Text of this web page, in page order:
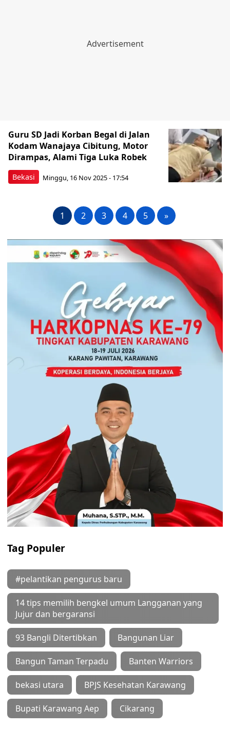
Bekasi
Guru SD Jadi Korban Begal di Jalan
Kodam Wanajaya Cibitung, Motor
Dirampas, Alami Tiga Luka Robek
Minggu, 16 Nov 2025 - 17:54
1 2 3 4 5 »
Tag Populer
#pelantikan pengurus baru
14 tips memilih bengkel umum Langganan yang
Jujur dan bergaransi
93 Bangli Ditertibkan Bangunan Liar
Bangun Taman Terpadu Banten Warriors
bekasi utara BPJS Kesehatan Karawang
Bupati Karawang Aep Cikarang